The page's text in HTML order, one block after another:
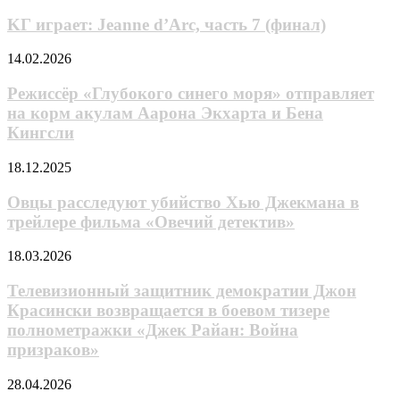
Jeanne
d’Arc,
часть
(финал)
KГ игpaeт: Jeanne d’Arc, часть 7 (финал)
Режиссёр
синего
моря»
отправляет
на
акулам
Экхарта
и
Бена
Кингсли
14.02.2026
Режиссёр «Глубокого синего моря» отправляет
на корм акулам Аарона Экхарта и Бена
Кингсли
Овцы
убийство
Хью
Джекмана
трейлере
«Овечий
детектив»
18.12.2025
Овцы расследуют убийство Хью Джекмана в
трейлере фильма «Овечий детектив»
Телевизионный
демократии
Джон
Красински
возвращается
в
тизере
18.03.2026
Телевизионный защитник демократии Джон
Красински возвращается в боевом тизере
полнометражки «Джек Райан: Война
призраков»
В
28.04.2026